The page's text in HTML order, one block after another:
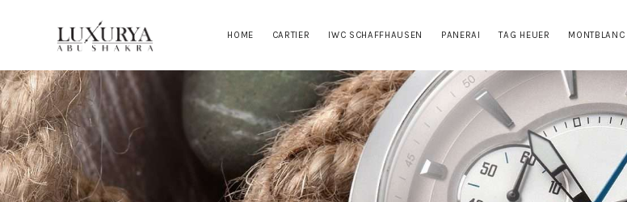
HOME CARTIER IWC SCHAFFHAUSEN PANERAI TAG HEUER MONTBLANC
IWC SCHAFFHAUSEN
PANERAI
TAG HEUER
MONTBLANC